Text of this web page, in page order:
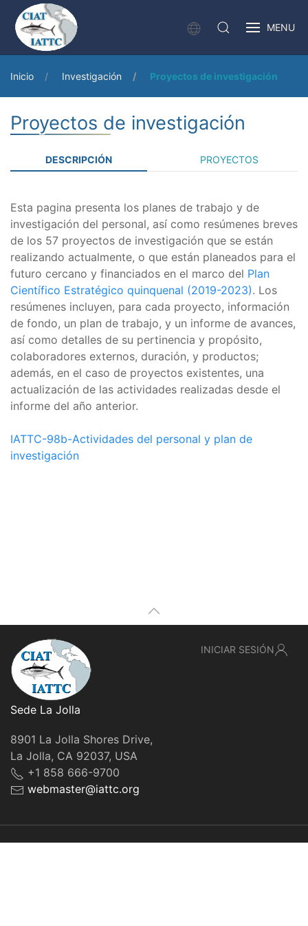
MENU
Inicio Investigación Proyectos de investigación
Proyectos de investigación
DESCRIPCIÓN PROYECTOS
Esta pagina presenta los planes de trabajo y de
investigación del personal, así como resúmenes breves
de los 57 proyectos de investigación que se están
realizando actualmente, o que están planeados para el
futuro cercano y financiados en el marco del Plan
Científico Estratégico quinquenal (2019-2023). Los
resúmenes incluyen, para cada proyecto, información
de fondo, un plan de trabajo, y un informe de avances,
así como detalles de su pertinencia y propósito,
colaboradores externos, duración, y productos;
además, en el caso de proyectos existentes, una
actualización de las actividades realizadas desde el
informe del año anterior.
IATTC-98b-Actividades del personal y plan de
investigación
Sede La Jolla
8901 La Jolla Shores Drive,
La Jolla, CA 92037, USA
+1 858 666-9700
webmaster@iattc.org
INICIAR SESIÓN
© IATTC, 2022-2026